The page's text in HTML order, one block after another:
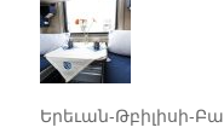
Երեւան-Թբիլիսի-